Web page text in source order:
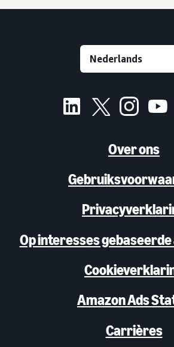
Over ons
Op interesses
Amazon Ads
Carrières